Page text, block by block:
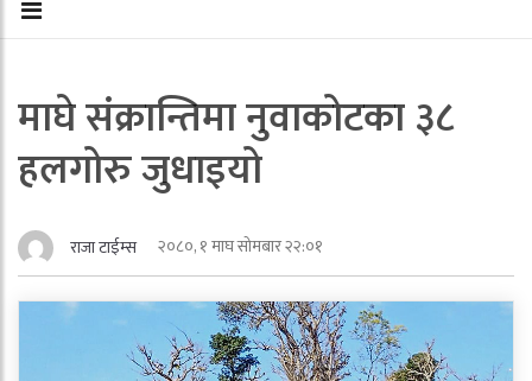
माघे संक्रान्तिमा नुवाकोटका ३८
हलगोरु जुधाइयो
राजा टाईम्स २०८०, १ माघ सोमबार २२:०१